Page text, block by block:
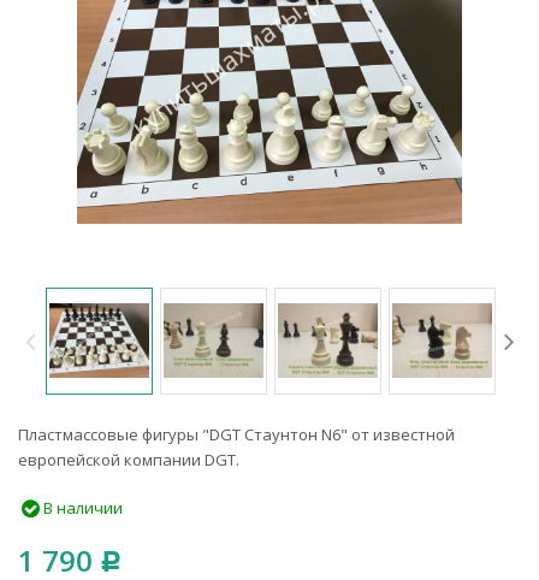
​Пластмассовые фигуры "DGT Стаунтон N6" от известной
европейской компании DGT.
В наличии
1 790 Р